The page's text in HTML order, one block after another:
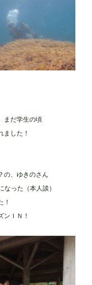
まだ学生の頃
ました！
の、ゆきのさん
った（本人談）
！
ンＩＮ！